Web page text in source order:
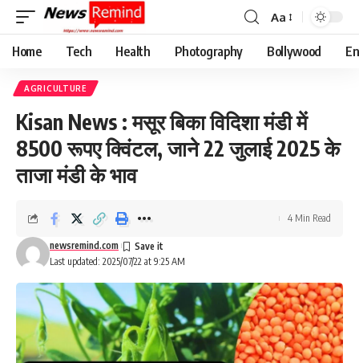
Font
Resizer
Aa
Home Tech Health Photography Bollywood
AGRICULTURE
Kisan News : मसूर बिका विदिशा मंडी में
8500 रूपए क्विंटल, जाने 22 जुलाई 2025 के
ताजा मंडी के भाव
Last updated: 2025/07/22 at 9:25 AM
newsremind.com
4 Min Read